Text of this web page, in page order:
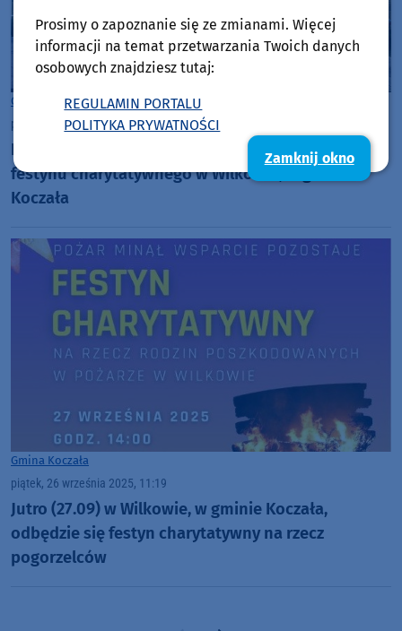
Gmina Koczała
piątek, 3 października 2025, 11:11
Dokładnie 35 tys. 200 zł to ostateczny wynik
festynu charytatywnego w Wilkowie, w gminie
Koczała
Gmina Koczała
piątek, 26 września 2025, 11:19
Jutro (27.09) w Wilkowie, w gminie Koczała,
odbędzie się festyn charytatywny na rzecz
pogorzelców
Prosimy o zapoznanie się ze zmianami. Więcej
informacji na temat przetwarzania Twoich danych
osobowych znajdziesz tutaj:
REGULAMIN PORTALU
POLITYKA PRYWATNOŚCI
Zamknij okno